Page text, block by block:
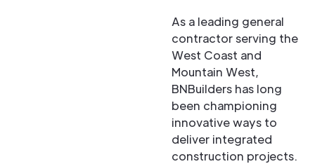
As a leading general
contractor serving the
West Coast and
Mountain West,
BNBuilders has long
been championing
innovative ways to
deliver integrated
construction projects.